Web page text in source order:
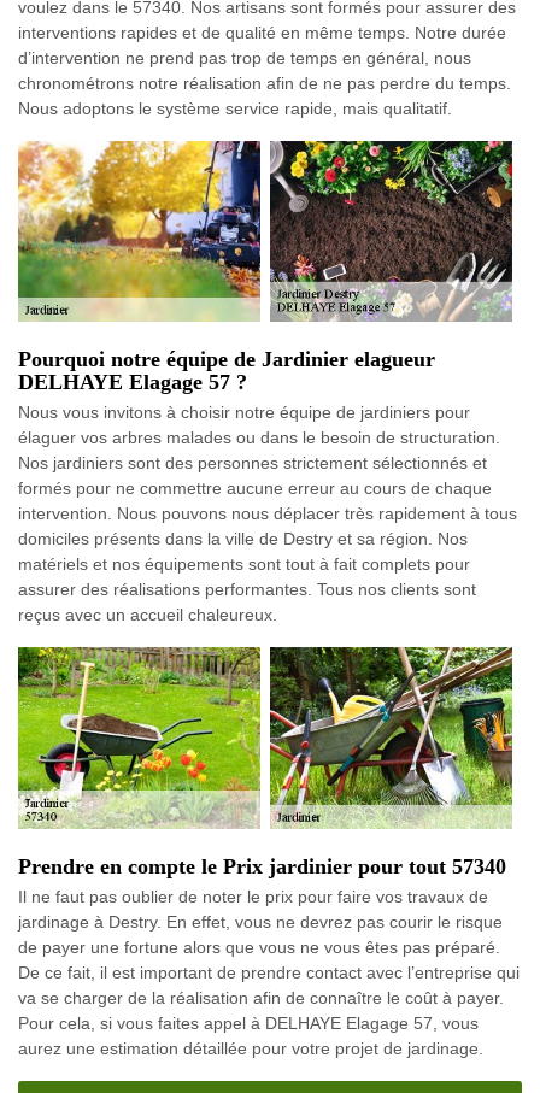
voulez dans le 57340. Nos artisans sont formés pour assurer des
interventions rapides et de qualité en même temps. Notre durée
d’intervention ne prend pas trop de temps en général, nous
chronométrons notre réalisation afin de ne pas perdre du temps.
Nous adoptons le système service rapide, mais qualitatif.
Pourquoi notre équipe de Jardinier elagueur
DELHAYE Elagage 57 ?
Nous vous invitons à choisir notre équipe de jardiniers pour
élaguer vos arbres malades ou dans le besoin de structuration.
Nos jardiniers sont des personnes strictement sélectionnés et
formés pour ne commettre aucune erreur au cours de chaque
intervention. Nous pouvons nous déplacer très rapidement à tous
domiciles présents dans la ville de Destry et sa région. Nos
matériels et nos équipements sont tout à fait complets pour
assurer des réalisations performantes. Tous nos clients sont
reçus avec un accueil chaleureux.
Prendre en compte le Prix jardinier pour tout 57340
Il ne faut pas oublier de noter le prix pour faire vos travaux de
jardinage à Destry. En effet, vous ne devrez pas courir le risque
de payer une fortune alors que vous ne vous êtes pas préparé.
De ce fait, il est important de prendre contact avec l’entreprise qui
va se charger de la réalisation afin de connaître le coût à payer.
Pour cela, si vous faites appel à DELHAYE Elagage 57, vous
aurez une estimation détaillée pour votre projet de jardinage.